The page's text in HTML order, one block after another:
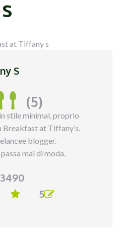
s
S
(5)
stile minimal, proprio
Breakfast at Tiffany’s.
blogger.
mai di moda.
5